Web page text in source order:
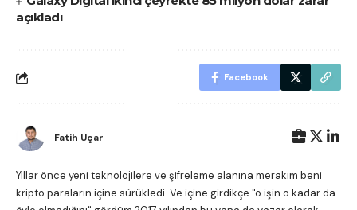
açıkladı
Facebook
Fatih Uçar
Yıllar önce yeni teknolojilere ve şifreleme alanına merakım beni
kripto paraların içine sürükledi. Ve içine girdikçe "o işin o kadar da